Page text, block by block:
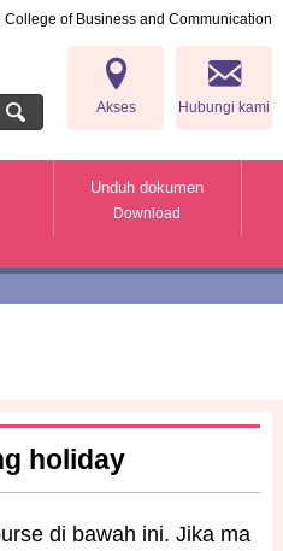
of Business and Communication
and Communication (CBC)
Akses Hubungi kami
Unduh dokumen
Download
holiday
di bawah ini. Jika ma